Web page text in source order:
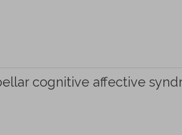
cognitive affective